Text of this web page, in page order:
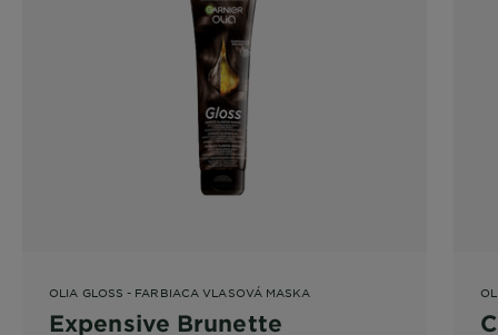
OLIA GLOSS - FARBIACA VLASOVÁ MASKA
Expensive Brunette